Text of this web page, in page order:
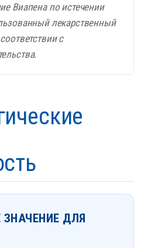
Виапена по истечении
лекарственный
с
ЗНАЧЕНИЕ ДЛЯ